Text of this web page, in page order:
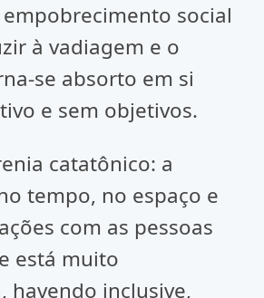
social
à vadiagem e o
se absorto em si
e sem objetivos.
catatônico: a
tempo, no espaço e
com as pessoas
está muito
havendo inclusive,